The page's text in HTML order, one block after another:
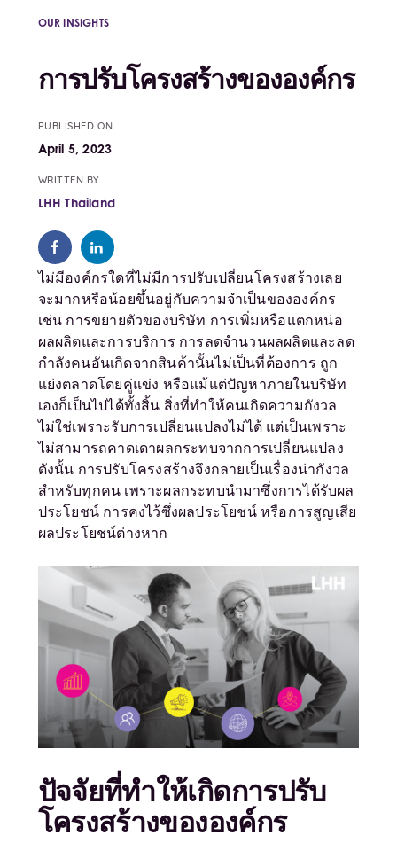
OUR INSIGHTS
การปรับโครงสร้างขององค์กร
PUBLISHED ON
April 5, 2023
WRITTEN BY
LHH Thailand
ไม่มีองค์กรใดที่ไม่มีการปรับเปลี่ยนโครงสร้างเลย
จะมากหรือน้อยขึ้นอยู่กับความจำเป็นขององค์กร
เช่น การขยายตัวของบริษัท การเพิ่มหรือแตกหน่อ
ผลผลิตและการบริการ การลดจำนวนผลผลิตและลด
กำลังคนอันเกิดจากสินค้านั้นไม่เป็นที่ต้องการ ถูก
แย่งตลาดโดยคู่แข่ง หรือแม้แต่ปัญหาภายในบริษัท
เองก็เป็นไปได้ทั้งสิ้น สิ่งที่ทำให้คนเกิดความกังวล
ไม่ใช่เพราะรับการเปลี่ยนแปลงไม่ได้ แต่เป็นเพราะ
ไม่สามารถคาดเดาผลกระทบจากการเปลี่ยนแปลง
ดังนั้น การปรับโครงสร้างจึงกลายเป็นเรื่องน่ากังวล
สำหรับทุกคน เพราะผลกระทบนำมาซึ่งการได้รับผล
ประโยชน์ การคงไว้ซึ่งผลประโยชน์ หรือการสูญเสีย
ผลประโยชน์ต่างหาก
ปัจจัยที่ทำให้เกิดการปรับ
โครงสร้างขององค์กร